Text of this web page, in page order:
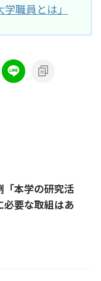
職員とは」
「本学の研究活
要な取組はあ